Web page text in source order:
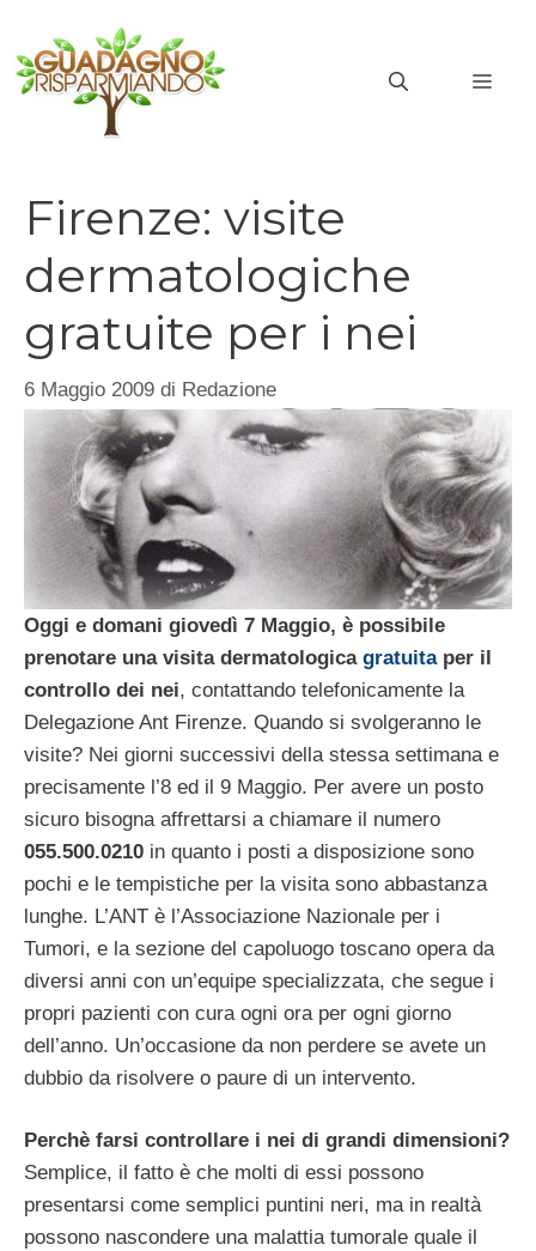
contenuto
Firenze: visite
dermatologiche
gratuite per i nei
6 Maggio 2009 di Redazione
Oggi e domani giovedì 7 Maggio, è possibile
prenotare una visita dermatologica gratuitaper il
controllo dei nei, contattando telefonicamente la
Delegazione Ant Firenze. Quando si svolgeranno le
visite? Nei giorni successivi della stessa settimana e
precisamente l’8 ed il 9 Maggio. Per avere un posto
sicuro bisogna affrettarsi a chiamare il numero
055.500.0210 in quanto i posti a disposizione sono
pochi e le tempistiche per la visita sono abbastanza
lunghe. L’ANT è l’Associazione Nazionale per i
Tumori, e la sezione del capoluogo toscano opera da
diversi anni con un’equipe specializzata, che segue i
propri pazienti con cura ogni ora per ogni giorno
dell’anno. Un’occasione da non perdere se avete un
dubbio da risolvere o paure di un intervento.
Perchè farsi controllare i nei di grandi dimensioni?
Semplice, il fatto è che molti di essi possono
presentarsi come semplici puntini neri, ma in realtà
possono nascondere una malattia tumorale quale il